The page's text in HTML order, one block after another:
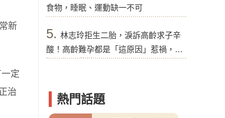
新
定
治
食物，睡眠、運動缺一不可
5. 林志玲拒生二胎，淚訴高齡求子辛
酸！高齡難孕都是「這原因」惹禍，醫
提醒好孕秘訣
熱門話題